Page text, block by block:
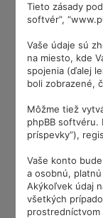
Tieto zásady
softvér”,
Vaše údaje sú
na miesto, kde
spojenia (ďalej
boli zobrazené,
Môžme tiež
phpBB softvéru.
príspevky”),
Vaše konto
a osobnú,
Akýkoľvek údaj
všetkých
prostredníctvom